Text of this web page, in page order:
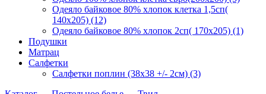
Одеяло байковое 80% хлопок клетка 1,5сп(
140х205) (12)
Одеяло байковое 80% хлопок 2сп( 170х205) (1)
Подушки
Матрац
Салфетки
Салфетки поплин (38х38 +/- 2см) (3)